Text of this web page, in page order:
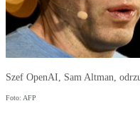
Szef OpenAI, Sam Altman,
Foto: AFP